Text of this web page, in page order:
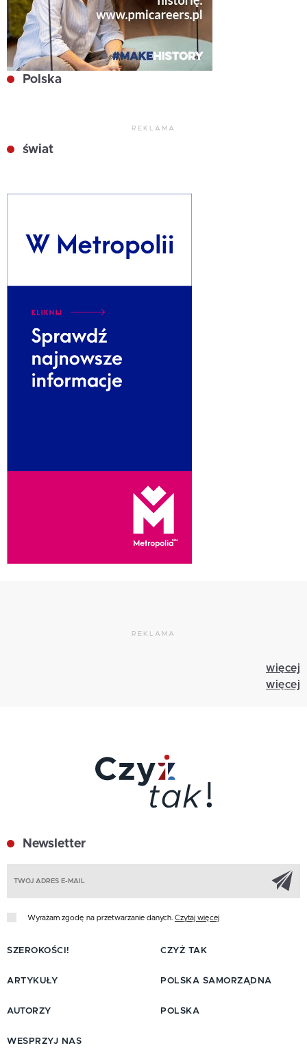
Polska
REKLAMA
świat
REKLAMA
więcej
więcej
Newsletter
Wyrażam zgodę na przetwarzanie danych. Czytaj więcej
SZEROKOŚCI!
ARTYKUŁY
AUTORZY
CZYŻ TAK
POLSKA SAMORZĄDNA
POLSKA
WESPRZYJ NAS